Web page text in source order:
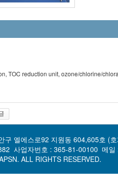
TOC reduction unit, ozone/chlorine/
구 엘에스로92 지원동 604,605호 (
사업자번호 : 365-81-00100 메일
ALL RIGHTS RESERVED.